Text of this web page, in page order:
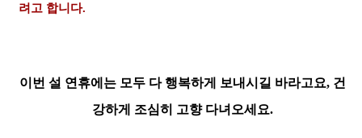
려고 합니다.
이번 설 연휴에는 모두 다 행복하게 보내시길 바라고요, 건
강하게 조심히 고향 다녀오세요.